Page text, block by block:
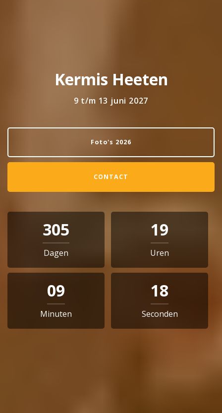
Kermis Heeten
9 t/m 13 juni 2027
Foto's 2026
CONTACT
305
Dagen
19
Uren
09
Minuten
17
Seconden